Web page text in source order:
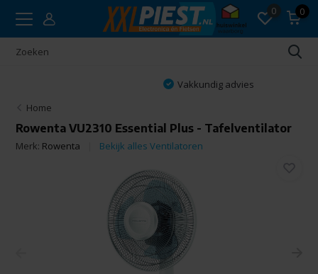
0 0
Vakkundig advies
Home
Rowenta VU2310 Essential Plus - Tafelventilator
Merk: Rowenta Bekijk alles Ventilatoren